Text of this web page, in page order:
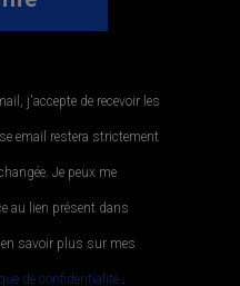
j'accepte de recevoir les
email restera strictement
Je peux me
au lien présent dans
savoir plus sur mes
de confidentialité..